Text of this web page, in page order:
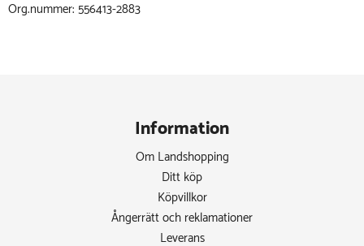
Org.nummer: 556413-2883
Information
Om Landshopping
Ditt köp
Köpvillkor
Ångerrätt och reklamationer
Leverans